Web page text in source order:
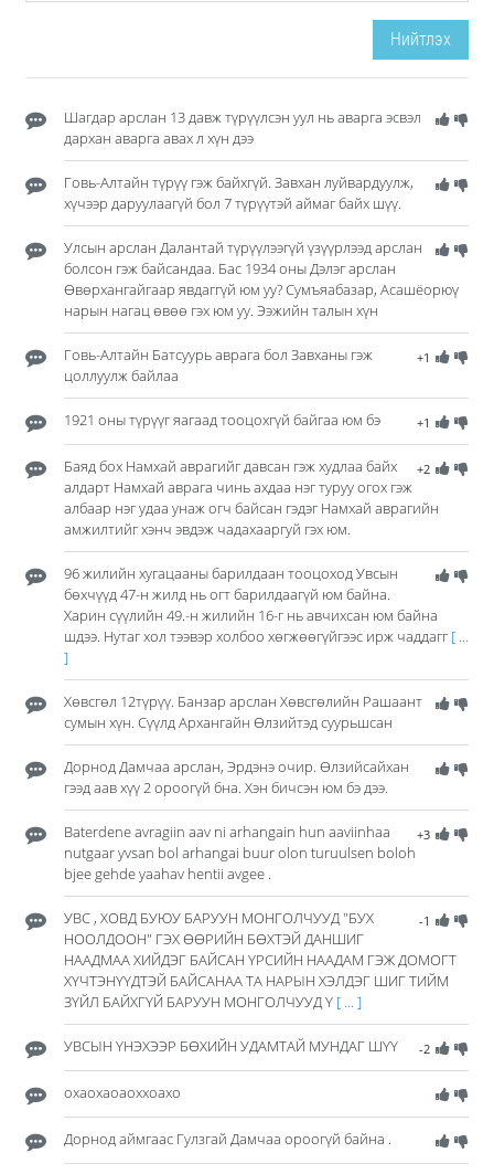
Нийтлэх
Шагдар арслан 13 давж түрүүлсэн уул нь аварга эсвэл
дархан аварга авах л хүн дээ
Говь-Алтайн түрүү гэж байхгүй. Завхан луйвардуулж,
хүчээр даруулаагүй бол 7 түрүүтэй аймаг байх шүү.
Улсын арслан Далантай түрүүлээгүй үзүүрлээд арслан
болсон гэж байсандаа. Бас 1934 оны Дэлэг арслан
Өвөрхангайгаар явдаггүй юм уу? Сумъяабазар, Асашёорюү
нарын нагац өвөө гэх юм уу. Ээжийн талын хүн
+1
Говь-Алтайн Батсуурь аврага бол Завханы гэж
цоллуулж байлаа
+1
1921 оны түрүүг яагаад тооцохгүй байгаа юм бэ
+2
Баяд бох Намхай аврагийг давсан гэж худлаа байх
алдарт Намхай аврага чинь ахдаа нэг туруу огох гэж
албаар нэг удаа унаж огч байсан гэдэг Намхай аврагийн
амжилтийг хэнч эвдэж чадахааргуй гэх юм.
96 жилийн хугацааны барилдаан тооцоход Увсын
бөхчүүд 47-н жилд нь огт барилдаагүй юм байна.
Харин сүүлийн 49.-н жилийн 16-г нь авчихсан юм байна
шдээ. Нутаг хол тээвэр холбоо хөгжөөгүйгээс ирж чаддагг [ ...
]
Хөвсгөл 12түрүү. Банзар арслан Хөвсгөлийн Рашаант
сумын хүн. Сүүлд Архангайн Өлзийтэд суурьшсан
Дорнод Дамчаа арслан, Эрдэнэ очир. Өлзийсайхан
гээд аав хүү 2 ороогүй бна. Хэн бичсэн юм бэ дээ.
+3
Baterdene avragiin aav ni arhangain hun aaviinhaa
nutgaar yvsan bol arhangai buur olon turuulsen boloh
bjee gehde yaahav hentii avgee .
-1
УВС , ХОВД БУЮУ БАРУУН МОНГОЛЧУУД "БУХ
НООЛДООН" ГЭХ ӨӨРИЙН БӨХТЭЙ ДАНШИГ
НААДМАА ХИЙДЭГ БАЙСАН ҮРСИЙН НААДАМ ГЭЖ ДОМОГТ
ХҮЧТЭНҮҮДТЭЙ БАЙСАНАА ТА НАРЫН ХЭЛДЭГ ШИГ ТИЙМ
ЗҮЙЛ БАЙХГҮЙ БАРУУН МОНГОЛЧУУД Ү [ ... ]
-2
УВСЫН ҮНЭХЭЭР БӨХИЙН УДАМТАЙ МУНДАГ ШҮҮ
охаохаоаоххоахо
Дорнод аймгаас Гулзгай Дамчаа ороогүй байна .